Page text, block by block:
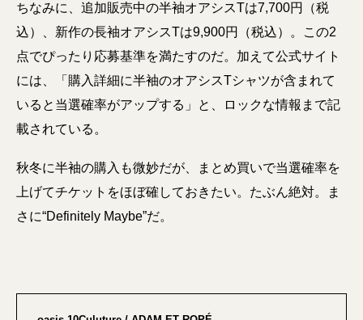
ちなみに、追加販売中の半袖オアシスTは7,700円（税
込）、新作の長袖オアシスTは9,900円（税込）。この2
点でぴったり応募基準を満たすのだ。加えて公式サイト
には、「購入詳細に半袖のオアシスTシャツが含まれて
いると当選確率がアップする」と、ロックな情報まで記
載されている。
秋冬に半袖の購入も微妙だが、まとめ買いで当選確率を
上げてチケットをほぼ確しておきたい。たぶん絶対。ま
さに“Definitely Maybe”だ。